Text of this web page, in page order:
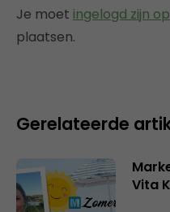
Je moet ingelogd zijn op
plaatsen.
Gerelateerde
Vita